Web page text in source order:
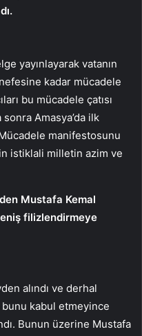
yayınlayarak vatanın
kadar mücadele
bu mücadele çatısı
sonra Amasya’da ilk
manifestosunu
istiklali milletin azim ve
Mustafa Kemal
filizlendirmeye
alındı ​​ve derhal
bunu kabul etmeyince
Bunun üzerine Mustafa